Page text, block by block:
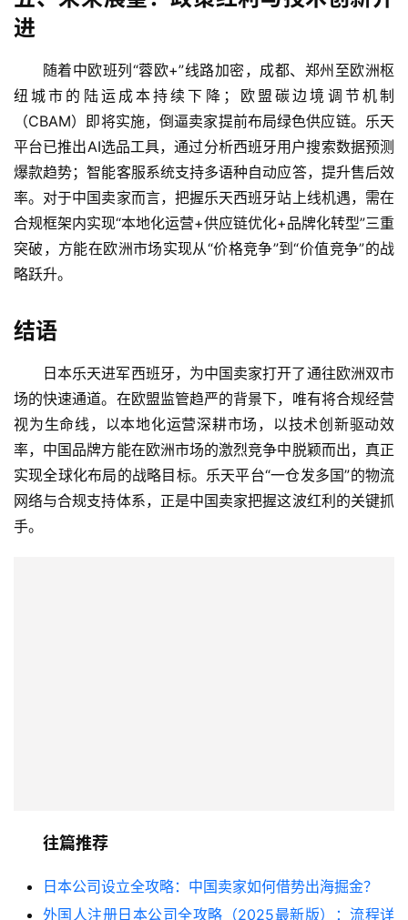
外
海
外
银
行
开
户
全
支
付
全
球
金
融
牌
进
随着中欧班列“蓉欧+”线路加密，成都、郑州至欧洲枢
纽城市的陆运成本持续下降；欧盟碳边境调节机制
（CBAM）即将实施，倒逼卖家提前布局绿色供应链。乐天
平台已推出AI选品工具，通过分析西班牙用户搜索数据预测
爆款趋势；智能客服系统支持多语种自动应答，提升售后效
率。对于中国卖家而言，把握乐天西班牙站上线机遇，需在
合规框架内实现“本地化运营+供应链优化+品牌化转型”三重
突破，方能在欧洲市场实现从“价格竞争”到“价值竞争”的战
略跃升。
结语
日本乐天进军西班牙，为中国卖家打开了通往欧洲双市
场的快速通道。在欧盟监管趋严的背景下，唯有将合规经营
视为生命线，以本地化运营深耕市场，以技术创新驱动效
率，中国品牌方能在欧洲市场的激烈竞争中脱颖而出，真正
实现全球化布局的战略目标。乐天平台“一仓发多国”的物流
网络与合规支持体系，正是中国卖家把握这波红利的关键抓
手。
往篇推荐
日本公司设立全攻略：中国卖家如何借势出海掘金？
外国人注册日本公司全攻略（2025最新版）：流程详